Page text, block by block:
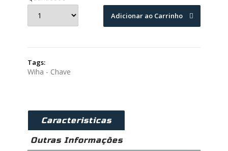
Adicionar ao Carrinho
Tags:
Wiha - Chave
Caracteristicas
Outras Informações